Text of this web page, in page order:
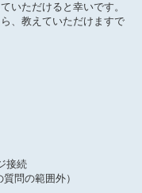
いただけると幸いです。
、教えていただけますで
接続
問の範囲外）